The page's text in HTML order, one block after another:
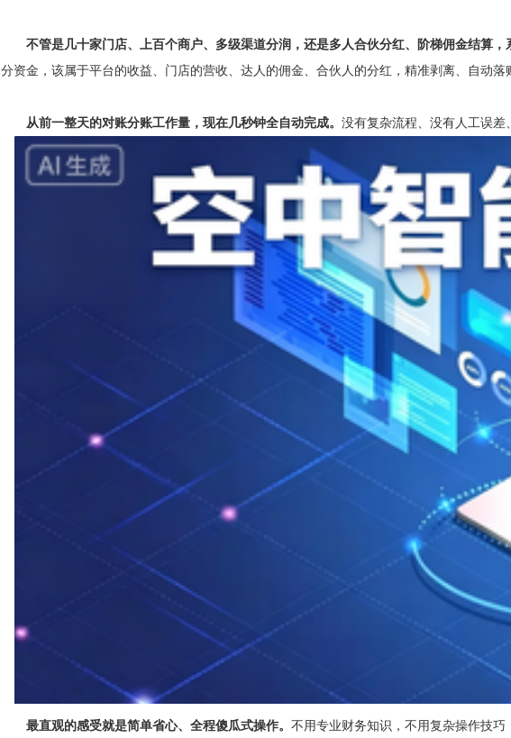
不管是几十家门店、上百个商户、多级渠道分润，还是多人合伙分红、阶梯佣金结算，
分资金，该属于平台的收益、门店的营收、达人的佣金、合伙人的分红，精准剥离、自动落
从前一整天的对账分账工作量，现在几秒钟全自动完成。 没有复杂流程、没有人工误差
最直观的感受就是简单省心、全程傻瓜式操作。 不用专业财务知识，不用复杂操作技